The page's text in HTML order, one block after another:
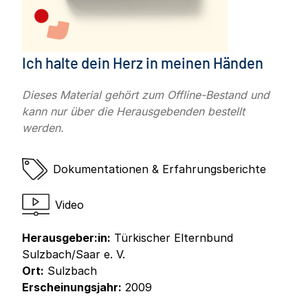
Ich halte dein Herz in meinen Händen
Dieses Material gehört zum Offline-Bestand und
kann nur über die Herausgebenden bestellt
werden.
Dokumentationen & Erfahrungsberichte
Video
Herausgeber:in: Türkischer Elternbund
Sulzbach/Saar e. V.
Ort: Sulzbach
Erscheinungsjahr: 2009